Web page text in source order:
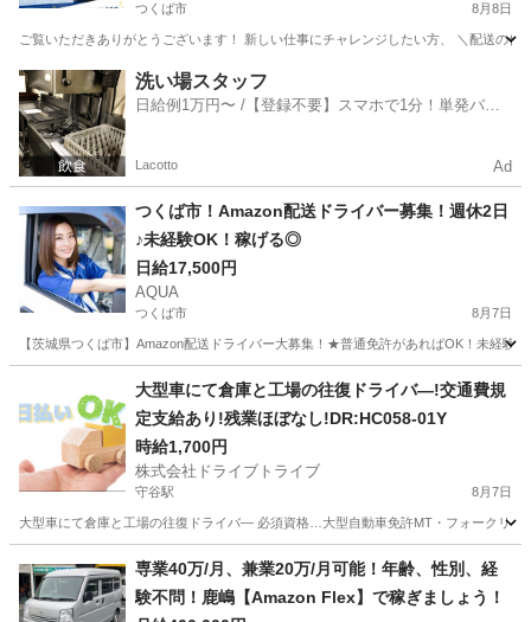
つくば市 8月8日
ご覧いただきありがとうございます！ 新しい仕事にチャレンジしたい方、 ＼配送の
茨城 つくば市 物流 Amazon
洗い場スタッフ
日給例1万円〜 /【登録不要】スマホで1分！単発バイ
Lacotto Ad
つくば市！Amazon配送ドライバー募集！週休2日
♪未経験OK！稼げる◎
日給17,500円
AQUA
つくば市 8月7日
【茨城県つくば市】Amazon配送ドライバー大募集！★普通免許があればOK！未経
ドライバー Amazon
大型車にて倉庫と工場の往復ドライバ―!交通費規
定支給あり!残業ほぼなし!DR:HC058-01Y
時給1,700円
株式会社ドライブトライブ
守谷駅 8月7日
大型車にて倉庫と工場の往復ドライバ― 必須資格…大型自動車免許MT・フォークリ
守谷駅 物流
専業40万/月、兼業20万/月可能！年齢、性別、経
験不問！鹿嶋【Amazon Flex】で稼ぎましょう！